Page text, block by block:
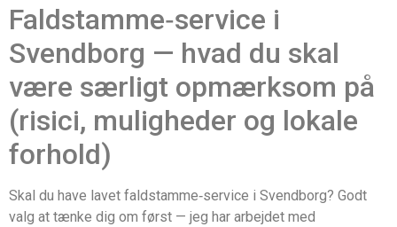
Faldstamme‑service i
Svendborg — hvad du skal
være særligt opmærksom på
(risici, muligheder og lokale
forhold)
Skal du have lavet faldstamme‑service i Svendborg? Godt
valg at tænke dig om først — jeg har arbejdet med